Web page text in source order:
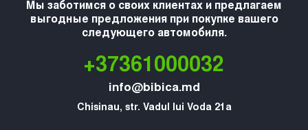
Мы заботимся о своих клиентах и предлагаем
выгодные предложения при покупке вашего
следующего автомобиля.
+37361000032
info@bibica.md
Chisinau, str. Vadul lui Voda 21a